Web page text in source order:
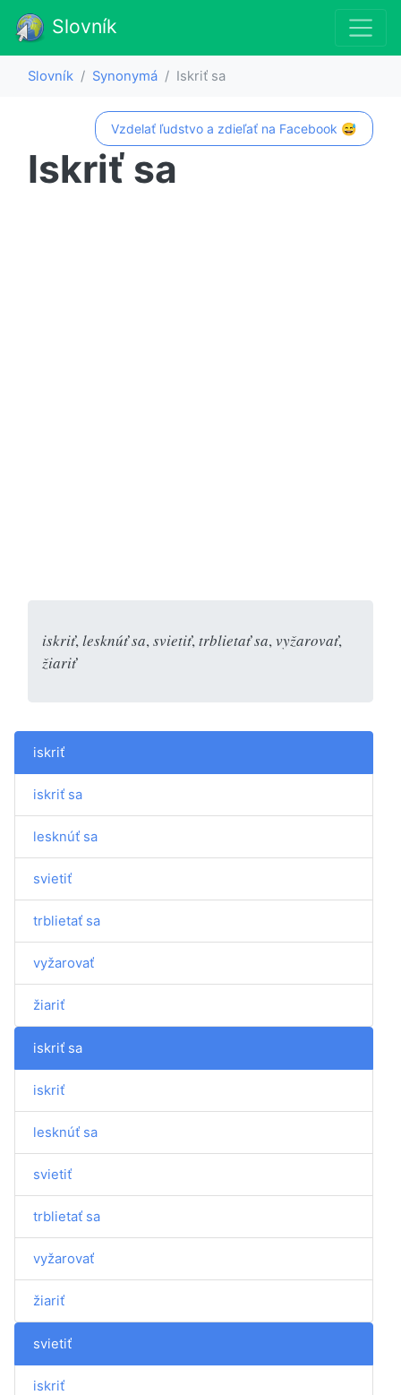
Slovník
Slovník Synonymá Iskriť sa
Vzdelať ľudstvo a zdieľať na Facebook 😅
Iskriť sa
iskriť, lesknúť sa, svietiť, trblietať sa, vyžarovať,
žiariť
iskriť
iskriť sa
lesknúť sa
svietiť
trblietať sa
vyžarovať
žiariť
iskriť sa
iskriť
lesknúť sa
svietiť
trblietať sa
vyžarovať
žiariť
svietiť
iskriť